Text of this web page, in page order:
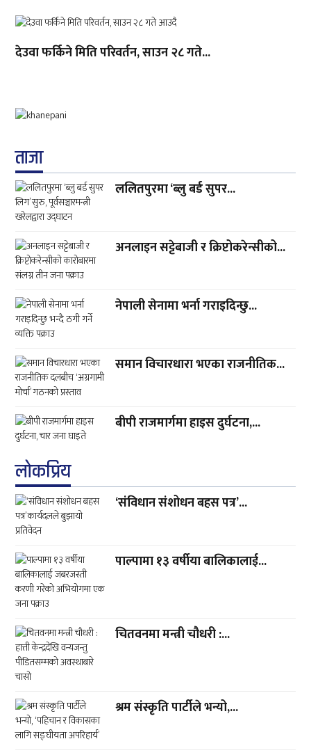
देउवा फर्किने मिति परिवर्तन, साउन २८ गते...
ताजा
ललितपुरमा ‘ब्लु बर्ड सुपर...
अनलाइन सट्टेबाजी र क्रिप्टोकरेन्सीको...
नेपाली सेनामा भर्ना गराइदिन्छु...
समान विचारधारा भएका राजनीतिक...
बीपी राजमार्गमा हाइस दुर्घटना,...
लाेकप्रिय
‘संविधान संशोधन बहस पत्र’...
पाल्पामा १३ वर्षीया बालिकालाई...
चितवनमा मन्त्री चौधरी :...
श्रम संस्कृति पार्टीले भन्यो,...